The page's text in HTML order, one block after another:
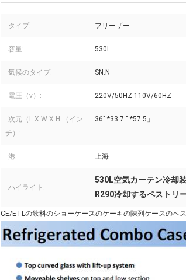
タイプ: フリーザー
容量: 530L
気候のタイプ: SN.N
電圧（v）: 220V/50HZ 110V/60HZ
次元（L X W X H （イン
チ）:
36" *33.7 " *57.5」
港: 上海
ハイライト:
530L空気カーテン冷却
R290冷却するペストリ
CE/ETLの飲料のショーケースのケーキの陳列ケースのペ